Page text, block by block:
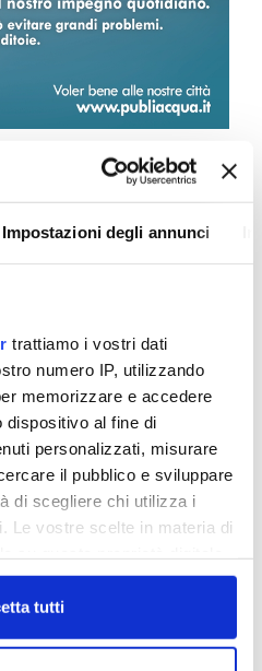
Impostazioni degli annunci
trattiamo i vostri dati
numero IP, utilizzando
memorizzare e accedere
al fine di
personalizzati, misurare
il pubblico e sviluppare
di scegliere chi utilizza i
Le vostre scelte in materia di
scelte. È possibile
consenso in qualsiasi
sui cookie o facendo clic
tutti
PIÙ
CADITOIE
torrenziali possono
4200 km di rete
sono il nostro impegno
gesto puo' evitare
a tenere libere le caditoie.